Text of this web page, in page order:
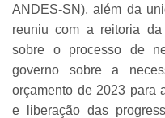
ANDES-SN), além da
reuniu com a reitoria
sobre o processo de
governo sobre a
orçamento de 2023 para
e liberação das